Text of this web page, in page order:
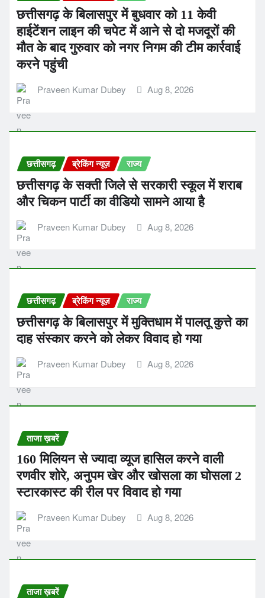
छत्तीसगढ़ के बिलासपुर में बुधवार को 11 केवी
हाईटेंशन लाइन की चपेट में आने से दो मजदूरों की
मौत के बाद गुरुवार को नगर निगम की टीम कार्रवाई
करने पहुंची
Praveen Kumar Dubey Aug 8, 2026
छत्तीसगढ़ ब्रेकिंग न्यूज़ राज्य
छत्तीसगढ़ के सक्ती जिले से सरकारी स्कूल में शराब
और चिकन पार्टी का वीडियो सामने आया है
Praveen Kumar Dubey Aug 8, 2026
छत्तीसगढ़ ब्रेकिंग न्यूज़ राज्य
छत्तीसगढ़ के बिलासपुर में मुक्तिधाम में पालतू कुत्ते का
दाह संस्कार करने को लेकर विवाद हो गया
Praveen Kumar Dubey Aug 8, 2026
ताजा ख़बरें
160 मिलियन से ज्यादा व्यूज हासिल करने वाली
रणवीर शोरे, अनुपम खेर और खोसला का घोसला 2
स्टारकास्ट की रील पर विवाद हो गया
Praveen Kumar Dubey Aug 8, 2026
ताजा ख़बरें